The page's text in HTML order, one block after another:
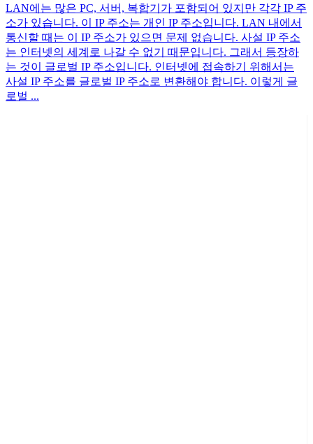
LAN에는 많은 PC, 서버, 복합기가 포함되어 있지만 각각 IP 주
소가 있습니다. 이 IP 주소는 개인 IP 주소입니다. LAN 내에서
통신할 때는 이 IP 주소가 있으면 문제 없습니다. 사설 IP 주소
는 인터넷의 세계로 나갈 수 없기 때문입니다. 그래서 등장하
는 것이 글로벌 IP 주소입니다. 인터넷에 접속하기 위해서는
사설 IP 주소를 글로벌 IP 주소로 변환해야 합니다. 이렇게 글
로벌 ...